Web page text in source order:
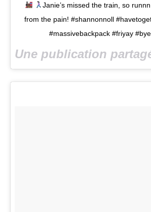
Janie’s missed the train, so
from the pain! #shannonnoll
#massivebackpack #friyay
Une publication